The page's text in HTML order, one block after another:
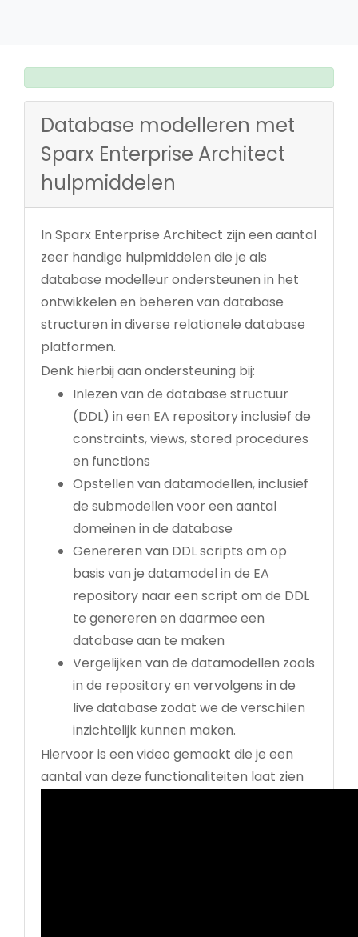
Database modelleren met
Sparx Enterprise Architect
hulpmiddelen
In Sparx Enterprise Architect zijn een aantal
zeer handige hulpmiddelen die je als
database modelleur ondersteunen in het
ontwikkelen en beheren van database
structuren in diverse relationele database
platformen.
Denk hierbij aan ondersteuning bij:
Inlezen van de database structuur
(DDL) in een EA repository inclusief de
constraints, views, stored procedures
en functions
Opstellen van datamodellen, inclusief
de submodellen voor een aantal
domeinen in de database
Genereren van DDL scripts om op
basis van je datamodel in de EA
repository naar een script om de DDL
te genereren en daarmee een
database aan te maken
Vergelijken van de datamodellen zoals
in de repository en vervolgens in de
live database zodat we de verschilen
inzichtelijk kunnen maken.
Hiervoor is een video gemaakt die je een
aantal van deze functionaliteiten laat zien